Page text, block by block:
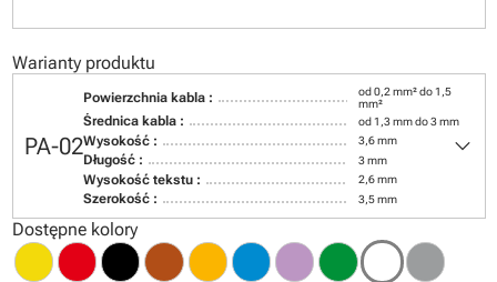
Warianty produktu
PA-02
Powierzchnia kabla :
od 0,2 mm² do 1,5
mm²
Średnica kabla : od 1,3 mm do 3 mm
Wysokość : 3,6 mm
Długość : 3 mm
Wysokość tekstu : 2,6 mm
Szerokość : 3,5 mm
keyboard_arrow_down
Dostępne kolory